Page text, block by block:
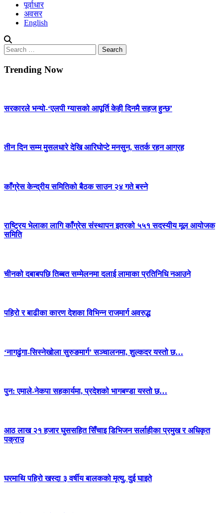
पूर्वाधार
अवसर
English
Search
for:
Trending Now
सरकारले भन्यो-‘एलपी ग्यासको आपूर्ति केही दिनमै सहज हुन्छ’
तीन दिन सम्म मुसलधारे देखि आरिघोप्टे मनसुन, सतर्क रहन आग्रह
काँग्रेस केन्द्रीय समितिको बैठक साउन २४ गते बस्ने
राष्ट्रिय भेलाका लागि काँग्रेस संस्थापन इतरको ५५१ सदस्यीय मूल आयोजक
समिति
चीनको दबाबपछि तिब्बत सम्मेलनमा दलाई लामाका प्रतिनिधि नआउने
पहिरो र बाढीका कारण देशका विभिन्न राजमार्ग अवरुद्ध
‘नागढुंगा-सिस्नेखोला सुरुङमार्ग’ सञ्चालनमा, शुल्कदर यस्तो छ…
पुन: एमाले-नेकपा सहकार्यमा, प्रदेशको भागबण्डा यस्तो छ…
आठ लाख २१ हजार घुससहित सिँचाइ डिभिजन सर्लाहीका प्रमुख र अधिकृत
पक्राउ
घरमाथि पहिरो खस्दा ३ वर्षीय बालकको मृत्यु, दुई घाइते